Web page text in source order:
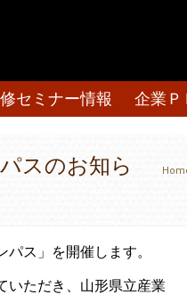
セミナー情報 企業Ｐ
スのお知ら
ス」を開催します。
いただき、山形県立産業